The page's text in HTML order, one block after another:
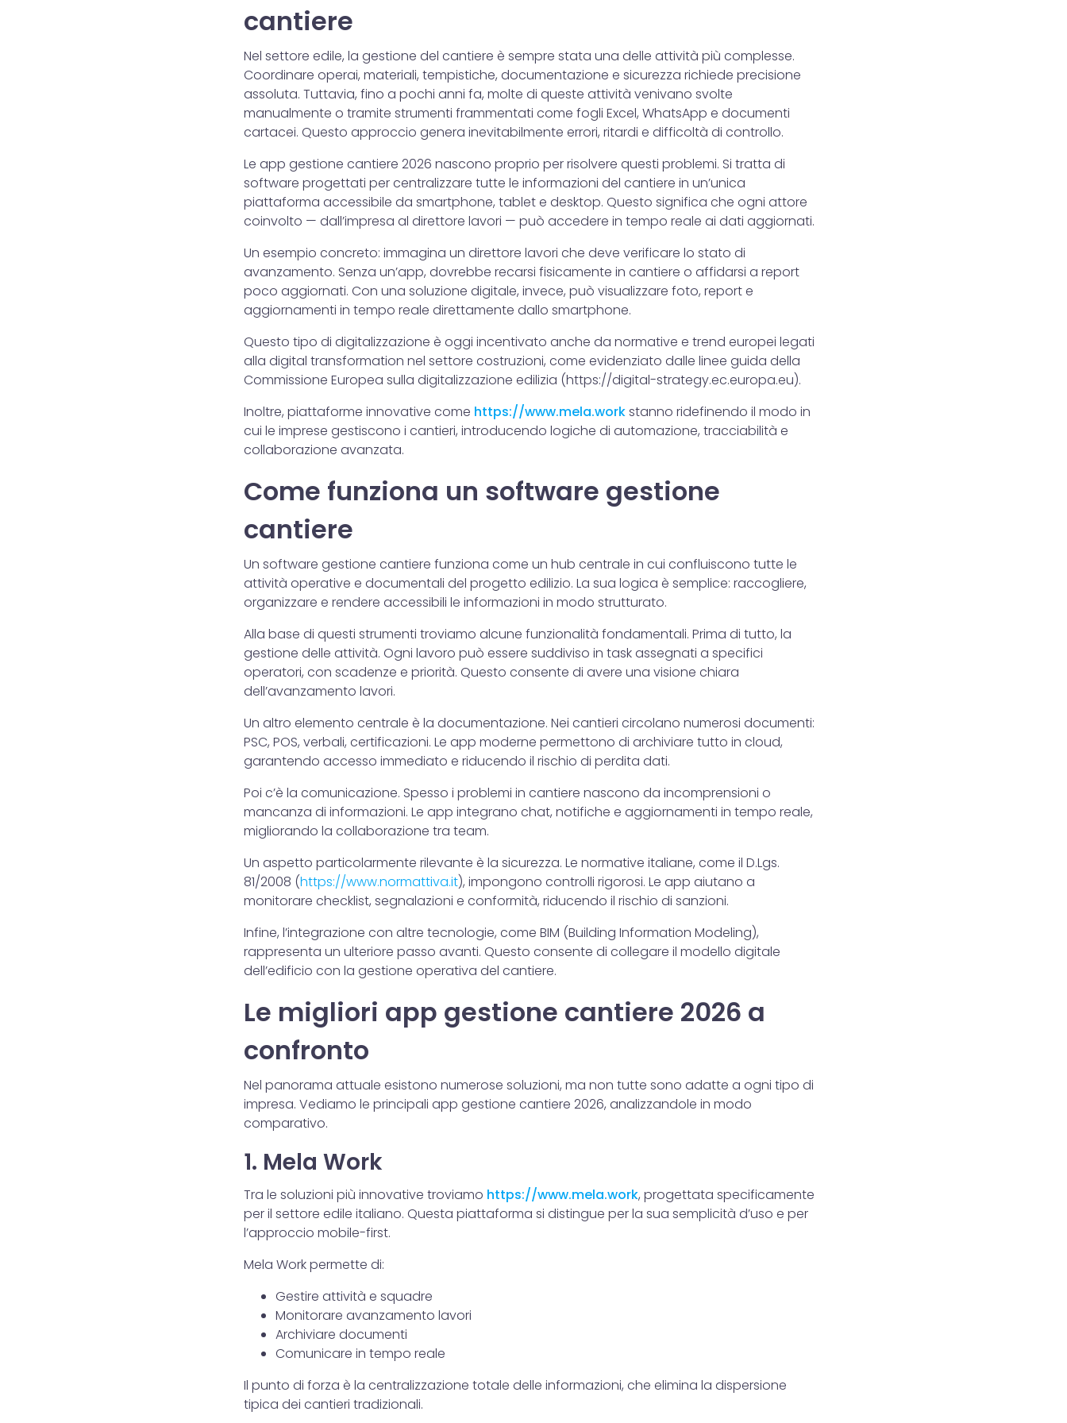
cantiere
Nel settore edile, la gestione del cantiere è sempre stata una delle attività più complesse.
Coordinare operai, materiali, tempistiche, documentazione e sicurezza richiede precisione
assoluta. Tuttavia, fino a pochi anni fa, molte di queste attività venivano svolte
manualmente o tramite strumenti frammentati come fogli Excel, WhatsApp e documenti
cartacei. Questo approccio genera inevitabilmente errori, ritardi e difficoltà di controllo.
Le app gestione cantiere 2026 nascono proprio per risolvere questi problemi. Si tratta di
software progettati per centralizzare tutte le informazioni del cantiere in un’unica
piattaforma accessibile da smartphone, tablet e desktop. Questo significa che ogni attore
coinvolto — dall’impresa al direttore lavori — può accedere in tempo reale ai dati aggiornati.
Un esempio concreto: immagina un direttore lavori che deve verificare lo stato di
avanzamento. Senza un’app, dovrebbe recarsi fisicamente in cantiere o affidarsi a report
poco aggiornati. Con una soluzione digitale, invece, può visualizzare foto, report e
aggiornamenti in tempo reale direttamente dallo smartphone.
Questo tipo di digitalizzazione è oggi incentivato anche da normative e trend europei legati
alla digital transformation nel settore costruzioni, come evidenziato dalle linee guida della
Commissione Europea sulla digitalizzazione edilizia (https://digital-strategy.ec.europa.eu).
Inoltre, piattaforme innovative come https://www.mela.workstanno ridefinendo il modo in
cui le imprese gestiscono i cantieri, introducendo logiche di automazione, tracciabilità e
collaborazione avanzata.
Come funziona un software gestione
cantiere
Un software gestione cantiere funziona come un hub centrale in cui confluiscono tutte le
attività operative e documentali del progetto edilizio. La sua logica è semplice: raccogliere,
organizzare e rendere accessibili le informazioni in modo strutturato.
Alla base di questi strumenti troviamo alcune funzionalità fondamentali. Prima di tutto, la
gestione delle attività. Ogni lavoro può essere suddiviso in task assegnati a specifici
operatori, con scadenze e priorità. Questo consente di avere una visione chiara
dell’avanzamento lavori.
Un altro elemento centrale è la documentazione. Nei cantieri circolano numerosi documenti:
PSC, POS, verbali, certificazioni. Le app moderne permettono di archiviare tutto in cloud,
garantendo accesso immediato e riducendo il rischio di perdita dati.
Poi c’è la comunicazione. Spesso i problemi in cantiere nascono da incomprensioni o
mancanza di informazioni. Le app integrano chat, notifiche e aggiornamenti in tempo reale,
migliorando la collaborazione tra team.
Un aspetto particolarmente rilevante è la sicurezza. Le normative italiane, come il D.Lgs.
81/2008 (https://www.normattiva.it), impongono controlli rigorosi. Le app aiutano a
monitorare checklist, segnalazioni e conformità, riducendo il rischio di sanzioni.
Infine, l’integrazione con altre tecnologie, come BIM (Building Information Modeling),
rappresenta un ulteriore passo avanti. Questo consente di collegare il modello digitale
dell’edificio con la gestione operativa del cantiere.
Le migliori app gestione cantiere 2026 a
confronto
Nel panorama attuale esistono numerose soluzioni, ma non tutte sono adatte a ogni tipo di
impresa. Vediamo le principali app gestione cantiere 2026, analizzandole in modo
comparativo.
1. Mela Work
Tra le soluzioni più innovative troviamo https://www.mela.work, progettata specificamente
per il settore edile italiano. Questa piattaforma si distingue per la sua semplicità d’uso e per
l’approccio mobile-first.
Mela Work permette di:
Gestire attività e squadre
Monitorare avanzamento lavori
Archiviare documenti
Comunicare in tempo reale
Il punto di forza è la centralizzazione totale delle informazioni, che elimina la dispersione
tipica dei cantieri tradizionali.